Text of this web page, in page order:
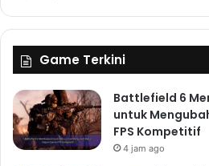
Game Terkini
Battlefield 6
untuk
FPS Kompetitif
4 jam ago